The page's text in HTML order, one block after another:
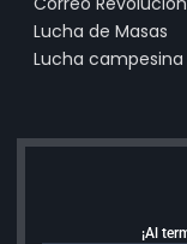
Lucha de Masas
Lucha campesina
¡Al